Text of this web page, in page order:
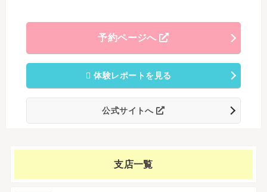
予約ページへ
体験レポートを見る
公式サイトへ
支店一覧